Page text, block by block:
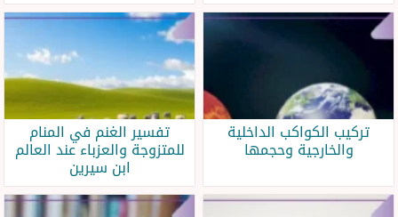
تركيب الكواكب الداخلية
والخارجية وحجمها
تفسير الغنم في المنام
للمتزوجة والعزباء عند العالم
ابن سيرين